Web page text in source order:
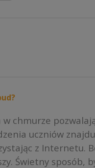
chmurze
uczniów
z Internetu.
Świetny sposób,